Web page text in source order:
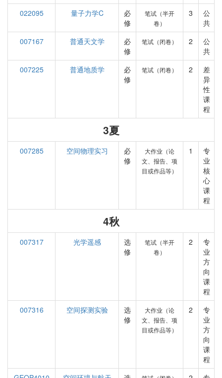
022095
量子力学C
必
修
笔试（半开
卷）
3
公
共
007167
普通天文学
必
修
笔试（闭卷） 2
公
共
007225
普通地质学
必
修
笔试（闭卷） 2
差
异
性
课
程
3夏
007285 空间物理实习
必
修
大作业（论
文、报告、项
目或作品等）
1
专
业
核
心
课
程
4秋
007317 光学遥感
选
修
笔试（半开
卷）
2
专
业
方
向
课
程
007316
空间探测实验
选
修
大作业（论
文、报告、项
目或作品等）
2
专
业
方
向
课
程